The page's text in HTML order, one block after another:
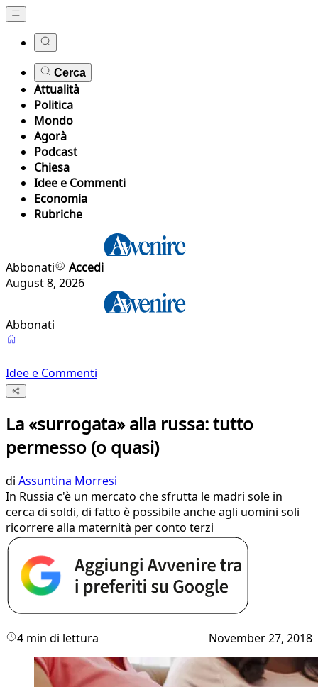
Cerca
Attualità
Politica
Mondo
Agorà
Podcast
Chiesa
Idee e Commenti
Economia
Rubriche
Abbonati
Accedi
August 8, 2026
Abbonati
Idee e Commenti
La «surrogata» alla russa: tutto
permesso (o quasi)
di Assuntina Morresi
In Russia c'è un mercato che sfrutta le madri sole in
cerca di soldi, di fatto è possibile anche agli uomini soli
ricorrere alla maternità per conto terzi
4 min di lettura November 27, 2018